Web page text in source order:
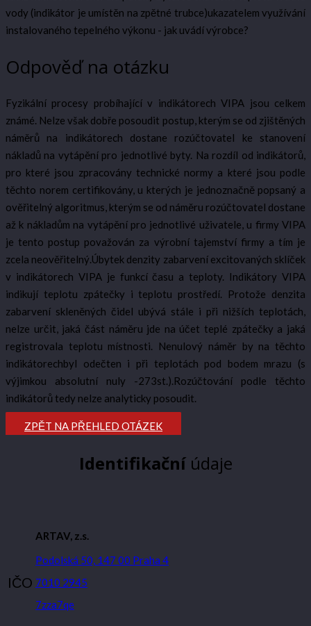
vody (indikátor je umístěn na zpětné trubce)ukazatelem využívání
instalovaného tepelného výkonu - jak uvádí výrobce?
Odpověď na otázku
Fyzikální procesy probíhající v indikátorech VIPA jsou celkem
známé. Nelze však dobře posoudit postup, kterým se od zjištěných
náměrů na indikátorech dostane rozúčtovatel ke stanovení
nákladů na vytápění pro jednotlivé byty. Na rozdíl od indikátorů,
pro které jsou zpracovány technické normy a které jsou podle
těchto norem certifikovány, u kterých je jednoznačně popsaný a
ověřitelný algoritmus, kterým se od náměru rozúčtovatel dostane
až k nákladům na vytápění pro jednotlivé uživatele, u firmy VIPA
je tento postup považován za výrobní tajemství firmy a tím je
zcela neověřitelný.Úbytek denzity zabarvení excitovaných sklíček
v indikátorech VIPA je funkcí času a teploty. Indikátory VIPA
indikují teplotu zpátečky i teplotu prostředí. Protože denzita
zabarvení skleněných čidel ubývá stále i při nižších teplotách,
nelze určit, jaká část náměru jde na účet teplé zpátečky a jaká
registrovala teplotu místnosti. Nenulový náměr by na těchto
indikátorechbyl odečten i při teplotách pod bodem mrazu (s
výjimkou absolutní nuly -273st.).Rozúčtování podle těchto
indikátorů tedy nelze analyticky posoudit.
ZPĚT NA PŘEHLED OTÁZEK
Identifikačníúdaje
ARTAV, z.s.
Podolská 50, 147 00 Praha 4
IČO 7010 2945
7zza7qe